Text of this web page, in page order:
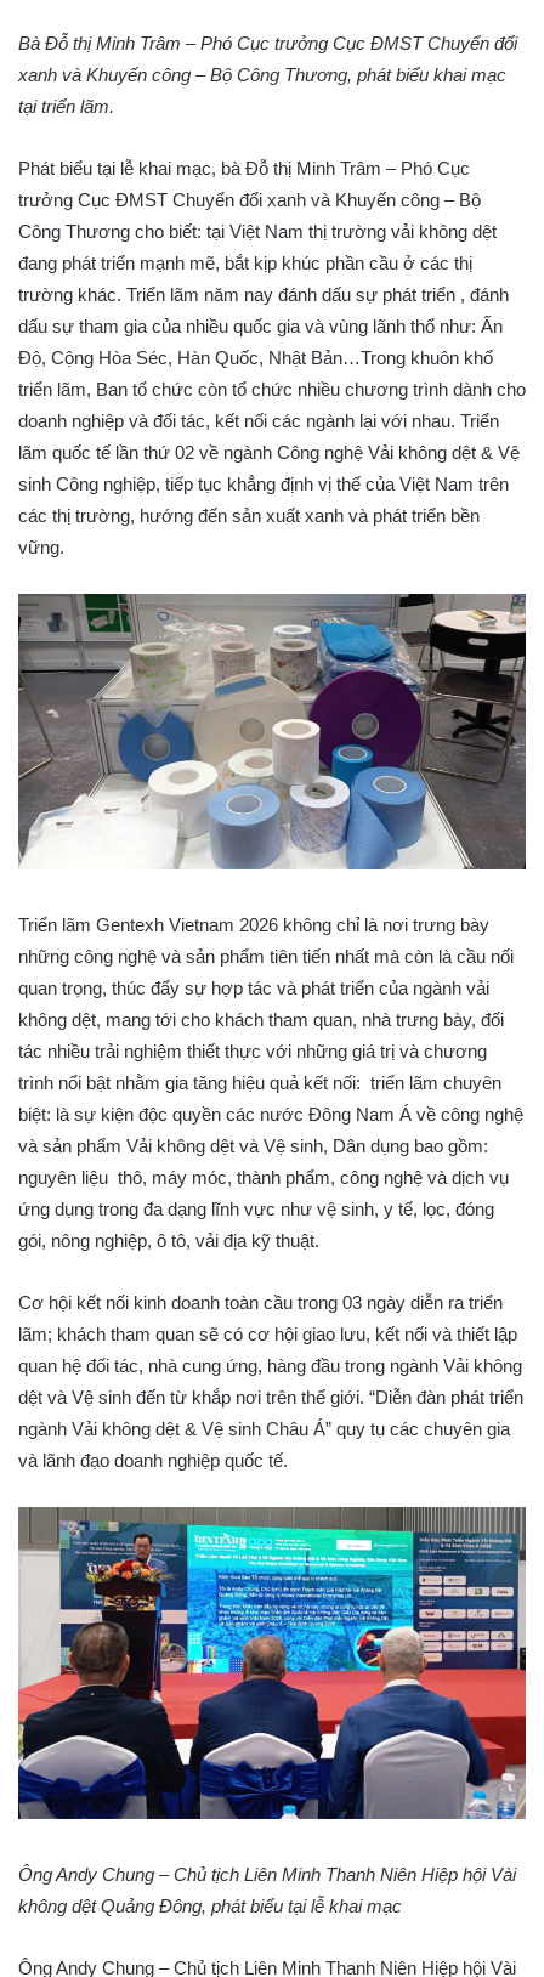
Bà Đỗ thị Minh Trâm – Phó Cục trưởng Cục ĐMST Chuyển đổi
xanh và Khuyến công – Bộ Công Thương, phát biểu khai mạc
tại triển lãm.
Phát biểu tại lễ khai mạc, bà Đỗ thị Minh Trâm – Phó Cục
trưởng Cục ĐMST Chuyển đổi xanh và Khuyến công – Bộ
Công Thương cho biết: tại Việt Nam thị trường vải không dệt
đang phát triển mạnh mẽ, bắt kịp khúc phần cầu ở các thị
trường khác. Triển lãm năm nay đánh dấu sự phát triển , đánh
dấu sự tham gia của nhiều quốc gia và vùng lãnh thổ như: Ấn
Độ, Cộng Hòa Séc, Hàn Quốc, Nhật Bản…Trong khuôn khổ
triển lãm, Ban tổ chức còn tổ chức nhiều chương trình dành cho
doanh nghiệp và đối tác, kết nối các ngành lại với nhau. Triển
lãm quốc tế lần thứ 02 về ngành Công nghệ Vải không dệt & Vệ
sinh Công nghiệp, tiếp tục khẳng định vị thế của Việt Nam trên
các thị trường, hướng đến sản xuất xanh và phát triển bền
vững.
Triển lãm Gentexh Vietnam 2026 không chỉ là nơi trưng bày
những công nghệ và sản phẩm tiên tiến nhất mà còn là cầu nối
quan trọng, thúc đẩy sự hợp tác và phát triển của ngành vải
không dệt, mang tới cho khách tham quan, nhà trưng bày, đối
tác nhiều trải nghiệm thiết thực với những giá trị và chương
trình nổi bật nhằm gia tăng hiệu quả kết nối: triển lãm chuyên
biệt: là sự kiện độc quyền các nước Đông Nam Á về công nghệ
và sản phẩm Vải không dệt và Vệ sinh, Dân dụng bao gồm:
nguyên liệu thô, máy móc, thành phẩm, công nghệ và dịch vụ
ứng dụng trong đa dạng lĩnh vực như vệ sinh, y tế, lọc, đóng
gói, nông nghiệp, ô tô, vải địa kỹ thuật.
Cơ hội kết nối kinh doanh toàn cầu trong 03 ngày diễn ra triển
lãm; khách tham quan sẽ có cơ hội giao lưu, kết nối và thiết lập
quan hệ đối tác, nhà cung ứng, hàng đầu trong ngành Vải không
dệt và Vệ sinh đến từ khắp nơi trên thế giới. “Diễn đàn phát triển
ngành Vải không dệt & Vệ sinh Châu Á” quy tụ các chuyên gia
và lãnh đạo doanh nghiệp quốc tế.
Ông Andy Chung – Chủ tịch Liên Minh Thanh Niên Hiệp hội Vài
không dệt Quảng Đông, phát biểu tại lễ khai mạc
Ông Andy Chung – Chủ tịch Liên Minh Thanh Niên Hiệp hội Vài